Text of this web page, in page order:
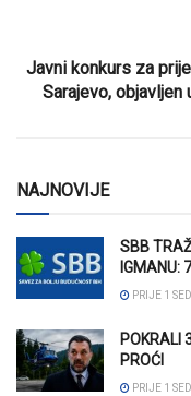
Javni konkurs za
Sarajevo,
NAJNOVIJE
SBB
IGMANU:
PRIJE 1
POKRALI
PROĆI
PRIJE 1